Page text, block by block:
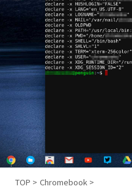
TOP > Chromebook >